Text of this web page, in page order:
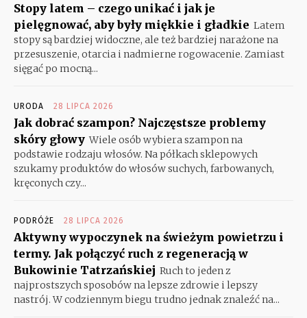
Stopy latem – czego unikać i jak je
pielęgnować, aby były miękkie i gładkie Latem
stopy są bardziej widoczne, ale też bardziej narażone na
przesuszenie, otarcia i nadmierne rogowacenie. Zamiast
sięgać po mocną...
URODA 28 LIPCA 2026
Jak dobrać szampon? Najczęstsze problemy
skóry głowy Wiele osób wybiera szampon na
podstawie rodzaju włosów. Na półkach sklepowych
szukamy produktów do włosów suchych, farbowanych,
kręconych czy...
PODRÓŻE 28 LIPCA 2026
Aktywny wypoczynek na świeżym powietrzu i
termy. Jak połączyć ruch z regeneracją w
Bukowinie Tatrzańskiej Ruch to jeden z
najprostszych sposobów na lepsze zdrowie i lepszy
nastrój. W codziennym biegu trudno jednak znaleźć na...